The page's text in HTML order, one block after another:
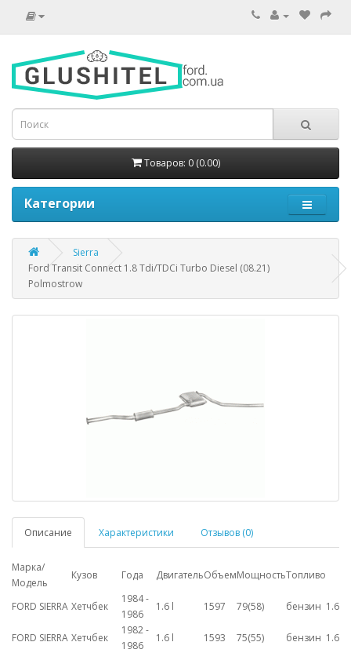
Товаров: 0 (0.00)
Категории
Sierra
Ford Transit Connect 1.8 Tdi/TDCi Turbo Diesel (08.21)
Polmostrow
Описание Характеристики Отзывов (0)
Марка/
Модель
Кузов Года ДвигательОбъемМощностьТопливо
FORD SIERRA Хетчбек
1984 -
1986
1.6 l 1597 79(58) бензин 1.6
FORD SIERRA Хетчбек
1982 -
1986
1.6 l 1593 75(55) бензин 1.6